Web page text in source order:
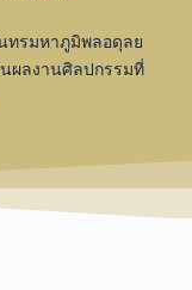
ทรมหาภูมิพลอดุลย
ผลงานศิลปกรรมที่